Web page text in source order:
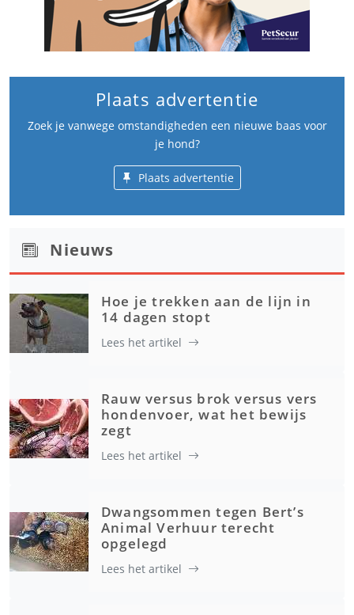
Plaats advertentie
Zoek je vanwege omstandigheden een nieuwe baas voor
je hond?
Plaats advertentie
Nieuws
Hoe je trekken aan de lijn in
14 dagen stopt
Lees het artikel
Rauw versus brok versus vers
hondenvoer, wat het bewijs
zegt
Lees het artikel
Dwangsommen tegen Bert’s
Animal Verhuur terecht
opgelegd
Lees het artikel